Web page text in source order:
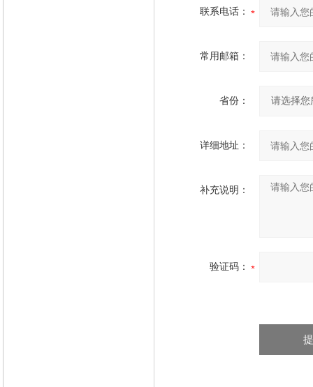
联系电话：
常用邮箱：
省份：
详细地址：
补充说明：
验证码：